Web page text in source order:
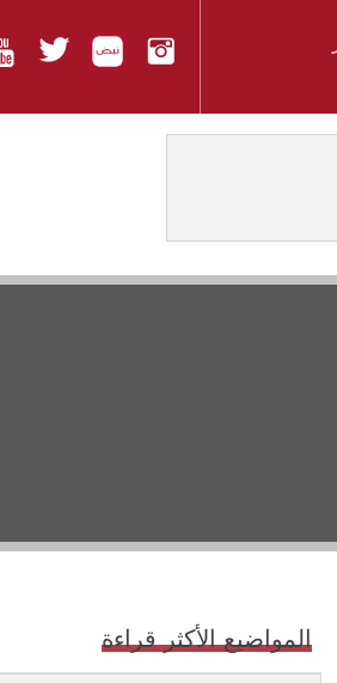
المواضيع الأكثر قراءة